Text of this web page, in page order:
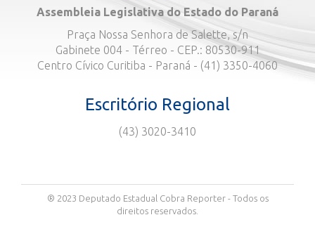
Assembleia Legislativa do Estado do Paraná
Praça Nossa Senhora de Salette, s/n
Gabinete 004 - Térreo - CEP.: 80530-911
Centro Cívico Curitiba - Paraná - (41) 3350-4060
Escritório Regional
(43) 3020-3410
® 2023 Deputado Estadual Cobra Reporter - Todos os
direitos reservados.